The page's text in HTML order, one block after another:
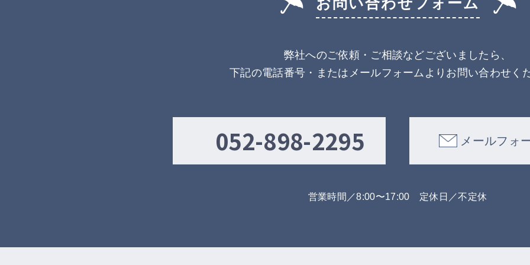
弊社へのご依頼・ご相談などございましたら、
下記の電話番号・またはメールフォームより お問い合わせく
052-898-2295 メールフォ
営業時間／8:00〜17:00 定休日／不定休